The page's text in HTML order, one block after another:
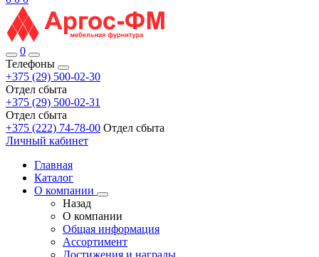
0
Телефоны
+375 (29) 500-02-30
Отдел сбыта
+375 (29) 500-02-31
Отдел сбыта
+375 (222) 74-78-00 Отдел сбыта
Личный кабинет
Главная
Каталог
О компании
Назад
О компании
Общая информация
Ассортимент
Достижения и награды